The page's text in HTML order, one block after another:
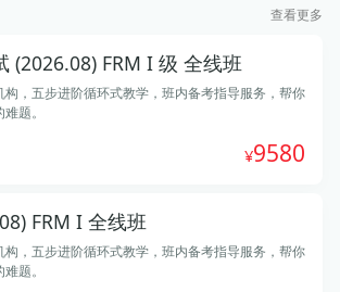
查看更多
(2026.08) FRM I 级 全线班
，五步进阶循环式教学，班内备考指导服务，帮你
题。
9580
FRM I 全线班
，五步进阶循环式教学，班内备考指导服务，帮你
题。